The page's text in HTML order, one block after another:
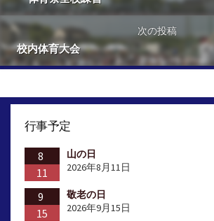
次の投稿
校内体育大会
行事予定
8
11
山の日
2026年8月11日
9
15
敬老の日
2026年9月15日